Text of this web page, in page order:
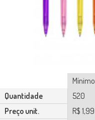
Mínimo
Quantidade
520
Preço unit.
R$ 1,99